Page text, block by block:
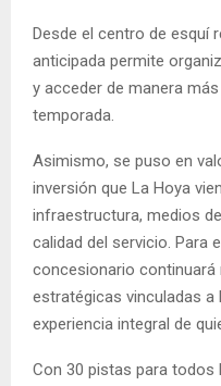
Desde el centro de esquí
anticipada permite
y acceder de manera
temporada.
Asimismo, se puso en
inversión que La Hoya
infraestructura, medios
calidad del servicio. Para
concesionario
estratégicas vinculadas a
experiencia integral de
Con 30 pistas para todos